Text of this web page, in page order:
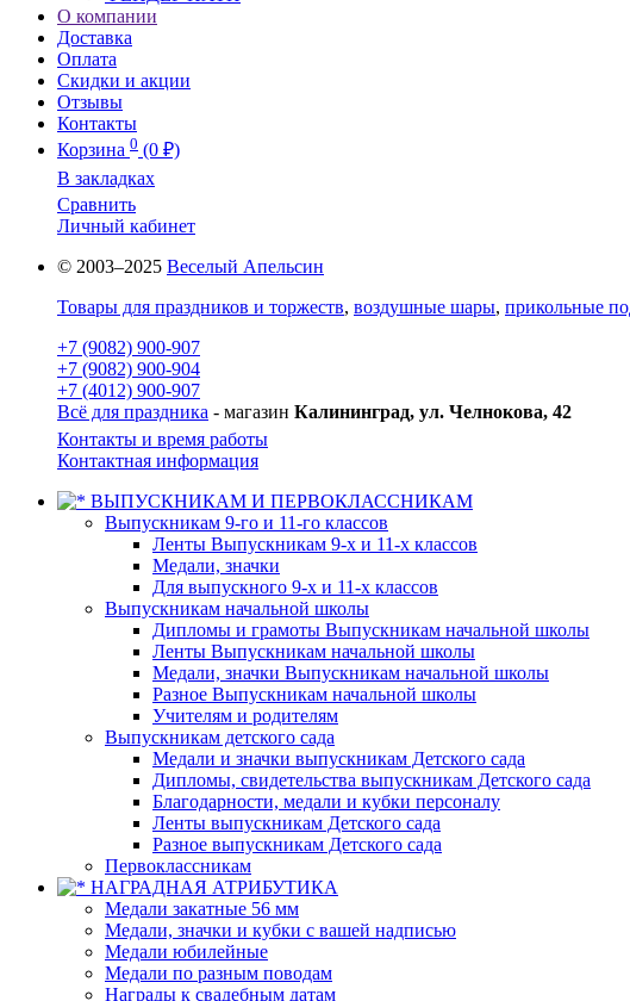
О компании
Доставка
Оплата
Скидки и акции
Отзывы
Контакты
Корзина 0 (0 ₽)
В закладках
Сравнить
Личный кабинет
© 2003–2025 Веселый Апельсин
Товары для праздников и торжеств, воздушные шары, прикольные
+7 (9082) 900-907
+7 (9082) 900-904
+7 (4012) 900-907
Всё для праздника - магазин Калининград, ул. Челнокова, 42
Контакты и время работы
Контактная информация
ВЫПУСКНИКАМ И ПЕРВОКЛАССНИКАМ
Выпускникам 9-го и 11-го классов
Ленты Выпускникам 9-х и 11-х классов
Медали, значки
Для выпускного 9-х и 11-х классов
Выпускникам начальной школы
Дипломы и грамоты Выпускникам начальной школы
Ленты Выпускникам начальной школы
Медали, значки Выпускникам начальной школы
Разное Выпускникам начальной школы
Учителям и родителям
Выпускникам детского сада
Медали и значки выпускникам Детского сада
Дипломы, свидетельства выпускникам Детского сада
Благодарности, медали и кубки персоналу
Ленты выпускникам Детского сада
Разное выпускникам Детского сада
Первоклассникам
НАГРАДНАЯ АТРИБУТИКА
Медали закатные 56 мм
Медали, значки и кубки с вашей надписью
Медали юбилейные
Медали по разным поводам
Награды к свадебным датам